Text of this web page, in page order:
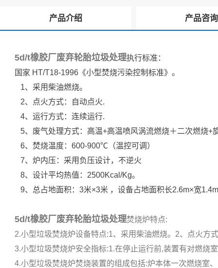
产品介绍 产品咨询
5d/t橡胶厂废弃轮胎垃圾处理执行标准：
国家 HT/T18-1996《小型焚烧污染控制标准》。
1、采用柴油燃烧。
2、点火方式：自动点火.
4、运行方式：连续运行.
5、废气处理方式：高温+高温喷风涡流燃烧＋二次燃烧+
6、焚烧温度：600-900℃（温控可调）
7、炉内压：采用负压设计，不逆火
8、设计平均热值：2500Kcal/Kg。
9、总占地面积：3米×3米 ，设备占地面积长2.6m×宽
5d/t橡胶厂废弃轮胎垃圾处理焚烧炉特点:
2.小型垃圾焚烧炉设备特点:1、采用柴油燃烧。2、点火方
3.小型垃圾焚烧炉安全指标:1.在停止运行前,装置有对燃烧
4.小型垃圾焚烧炉焚烧装置的组成包括:炉本体一次燃烧室